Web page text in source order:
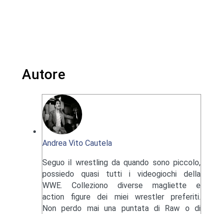
Autore
Andrea Vito Cautela
Seguo il wrestling da quando sono piccolo,
possiedo quasi tutti i videogiochi della
WWE. Colleziono diverse magliette e
action figure dei miei wrestler preferiti.
Non perdo mai una puntata di Raw o di